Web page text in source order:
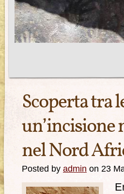
Scoperta tra
un’incisione
nel Nord
Posted by admin on 23